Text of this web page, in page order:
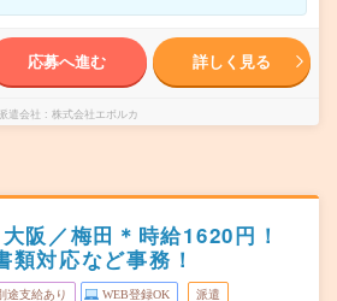
応募へ進む 詳しく見る
遣会社 株式会社エボルカ
阪／梅田＊時給1620円！
類対応など事務！
途支給あり WEB登録OK 派遣